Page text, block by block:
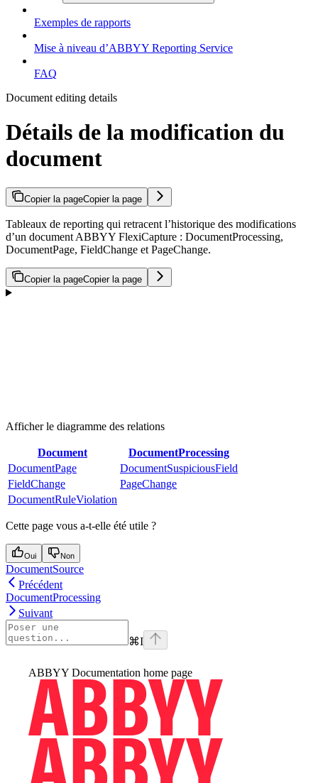
Exemples de rapports
Mise à niveau d’ABBYY Reporting Service
FAQ
Document editing details
Détails de la modification du
document
Copier la pageCopier la page
Tableaux de reporting qui retracent l’historique des modifications
d’un document ABBYY FlexiCapture : DocumentProcessing,
DocumentPage, FieldChange et PageChange.
Copier la pageCopier la page
Afficher le diagramme des relations
Document
DocumentProcessing
DocumentPage
DocumentSuspiciousField
FieldChange
PageChange
DocumentRuleViolation
Cette page vous a-t-elle été utile ?
Oui Non
DocumentSource
Précédent
DocumentProcessing
Suivant
⌘I
ABBYY Documentation home page